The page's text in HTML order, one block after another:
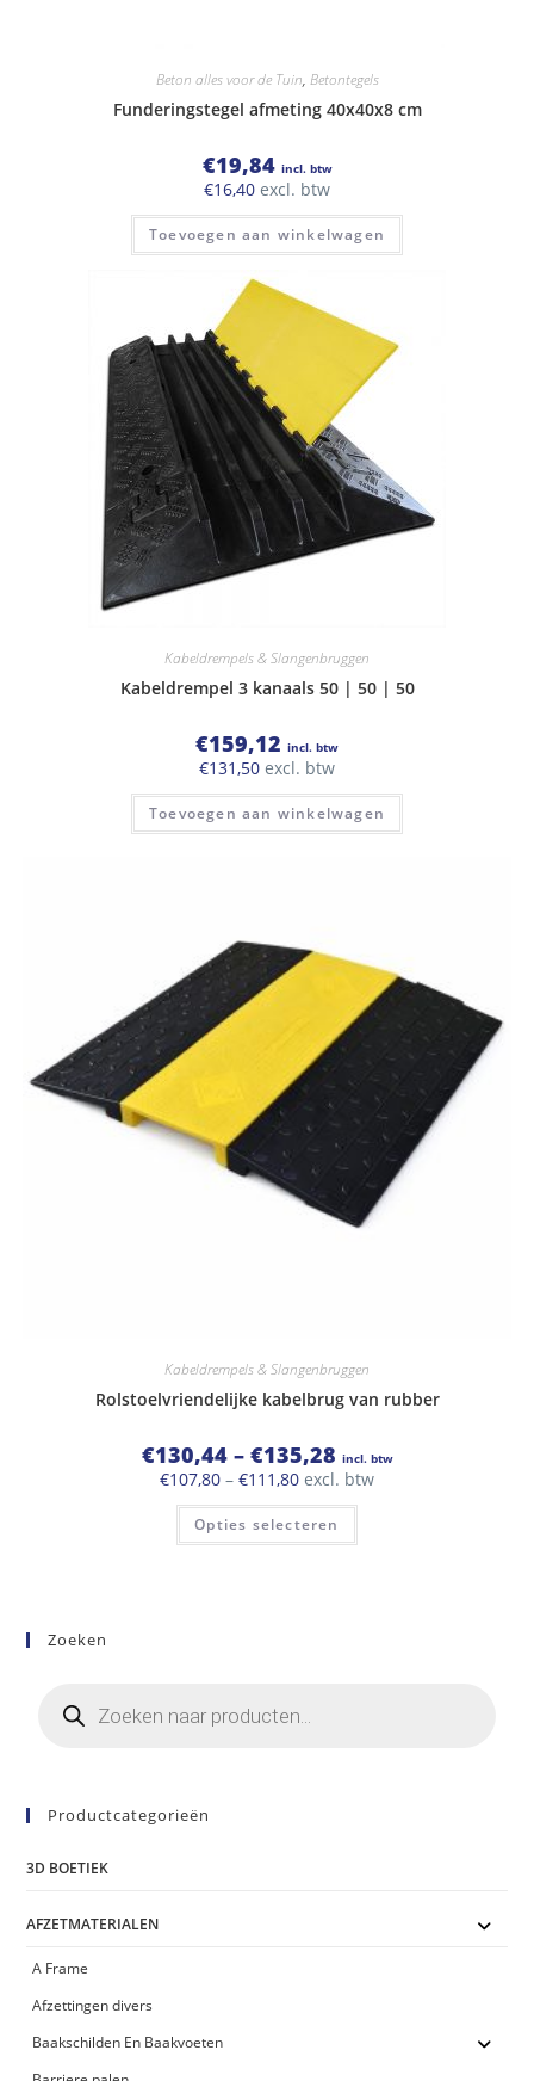
Beton alles voor de Tuin, Betontegels
Funderingstegel afmeting 40x40x8 cm
€19,84 incl. btw
€16,40 excl. btw
Toevoegen aan winkelwagen
Kabeldrempels & Slangenbruggen
Kabeldrempel 3 kanaals 50 | 50 | 50
€159,12 incl. btw
€131,50 excl. btw
Toevoegen aan winkelwagen
Kabeldrempels & Slangenbruggen
Rolstoelvriendelijke kabelbrug van rubber
€130,44 – €135,28Prijsklasse:
€130,44
tot
€135,28
incl. btw
€107,80 – €111,80Prijsklasse:
€107,80
tot
€111,80
excl. btw
Opties selecteren
Dit
heeft
Zoeken
zoeken
Productcategorieën
3D BOETIEK
AFZETMATERIALEN
A Frame
Afzettingen divers
Baakschilden En Baakvoeten